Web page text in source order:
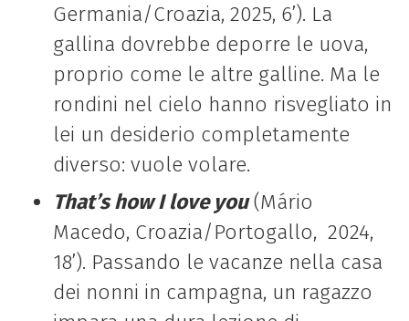
Germania/Croazia, 2025, 6’). La
gallina dovrebbe deporre le uova,
proprio come le altre galline. Ma le
rondini nel cielo hanno risvegliato in
lei un desiderio completamente
diverso: vuole volare.
That’s how I love you(Mário
Macedo, Croazia/Portogallo, 2024,
18’). Passando le vacanze nella casa
dei nonni in campagna, un ragazzo